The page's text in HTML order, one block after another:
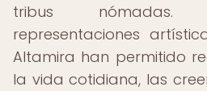
tribus nómadas.
representaciones
Altamira han permitido
la vida cotidiana, las